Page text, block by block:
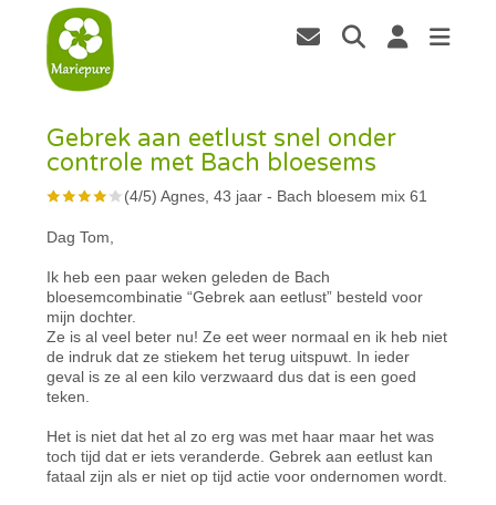
Gebrek aan eetlust snel onder
controle met Bach bloesems
(4/5)Agnes, 43 jaar- Bach bloesem mix 61
Dag Tom,
Ik heb een paar weken geleden de Bach
bloesemcombinatie “Gebrek aan eetlust” besteld voor
mijn dochter.
Ze is al veel beter nu! Ze eet weer normaal en ik heb niet
de indruk dat ze stiekem het terug uitspuwt. In ieder
geval is ze al een kilo verzwaard dus dat is een goed
teken.
Het is niet dat het al zo erg was met haar maar het was
toch tijd dat er iets veranderde. Gebrek aan eetlust kan
fataal zijn als er niet op tijd actie voor ondernomen wordt.